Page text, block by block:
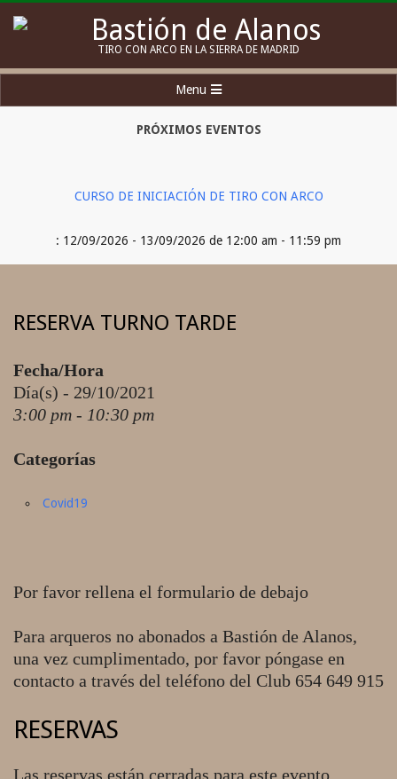
Bastión
de
Alanos
TIRO CON ARCO EN LA SIERRA DE MADRID
Navigation
Menu
PRÓXIMOS EVENTOS
CURSO DE INICIACIÓN DE TIRO CON ARCO
: 12/09/2026 - 13/09/2026 de 12:00 am - 11:59 pm
RESERVA TURNO TARDE
Fecha/Hora
Día(s) - 29/10/2021
3:00 pm - 10:30 pm
Categorías
Covid19
Por favor rellena el formulario de debajo
Para arqueros no abonados a Bastión de Alanos,
una vez cumplimentado, por favor póngase en
contacto a través del teléfono del Club 654 649 915
RESERVAS
Las reservas están cerradas para este evento.